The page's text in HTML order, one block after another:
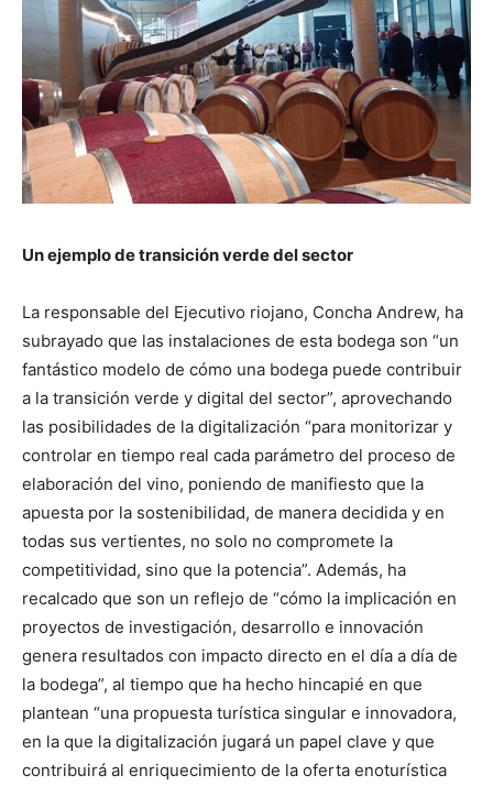
Un ejemplo de transición verde del sector
La responsable del Ejecutivo riojano, Concha Andrew, ha
subrayado que las instalaciones de esta bodega son “un
fantástico modelo de cómo una bodega puede contribuir
a la transición verde y digital del sector”, aprovechando
las posibilidades de la digitalización “para monitorizar y
controlar en tiempo real cada parámetro del proceso de
elaboración del vino, poniendo de manifiesto que la
apuesta por la sostenibilidad, de manera decidida y en
todas sus vertientes, no solo no compromete la
competitividad, sino que la potencia”. Además, ha
recalcado que son un reflejo de “cómo la implicación en
proyectos de investigación, desarrollo e innovación
genera resultados con impacto directo en el día a día de
la bodega”, al tiempo que ha hecho hincapié en que
plantean “una propuesta turística singular e innovadora,
en la que la digitalización jugará un papel clave y que
contribuirá al enriquecimiento de la oferta enoturística